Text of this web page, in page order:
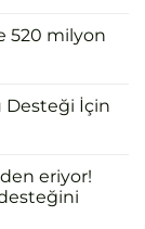
520 milyon
Desteği İçin
eriyor!